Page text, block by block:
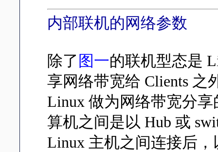
内部联机的网络参数
除了 图一的联机型态是
享网络带宽给 Clients 之
Linux 做为网络带宽分
算机之间是以 Hub 或
Linux 主机之间连接后，